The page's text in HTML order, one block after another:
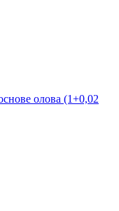
олова (1+0,02